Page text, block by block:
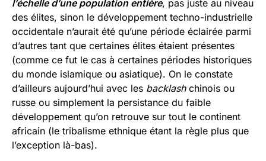
l’échelle d’une population entière, pas juste au niveau
des élites, sinon le développement techno-industrielle
occidentale n’aurait été qu’une période éclairée parmi
d’autres tant que certaines élites étaient présentes
(comme ce fut le cas à certaines périodes historiques
du monde islamique ou asiatique). On le constate
d’ailleurs aujourd’hui avec les backlashchinois ou
russe ou simplement la persistance du faible
développement qu’on retrouve sur tout le continent
africain (le tribalisme ethnique étant la règle plus que
l’exception là-bas).